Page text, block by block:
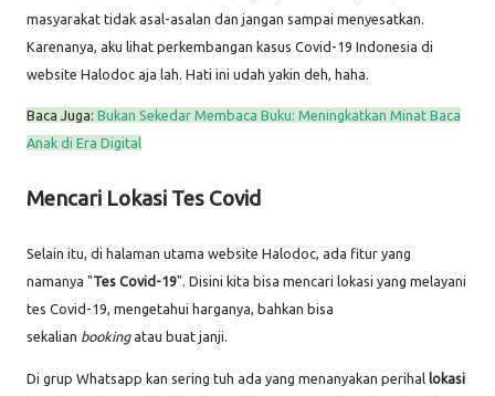
masyarakat tidak asal-asalan dan jangan sampai menyesatkan.
Karenanya, aku lihat perkembangan kasus Covid-19 Indonesia di
website Halodoc aja lah. Hati ini udah yakin deh, haha.
Baca Juga: Bukan Sekedar Membaca Buku: Meningkatkan Minat Baca
Anak di Era Digital
Mencari Lokasi Tes Covid
Selain itu, di halaman utama website Halodoc, ada fitur yang
namanya "Tes Covid-19". Disini kita bisa mencari lokasi yang melayani
tes Covid-19, mengetahui harganya, bahkan bisa
sekalian bookingatau buat janji.
Di grup Whatsapp kan sering tuh ada yang menanyakan perihal lokasi